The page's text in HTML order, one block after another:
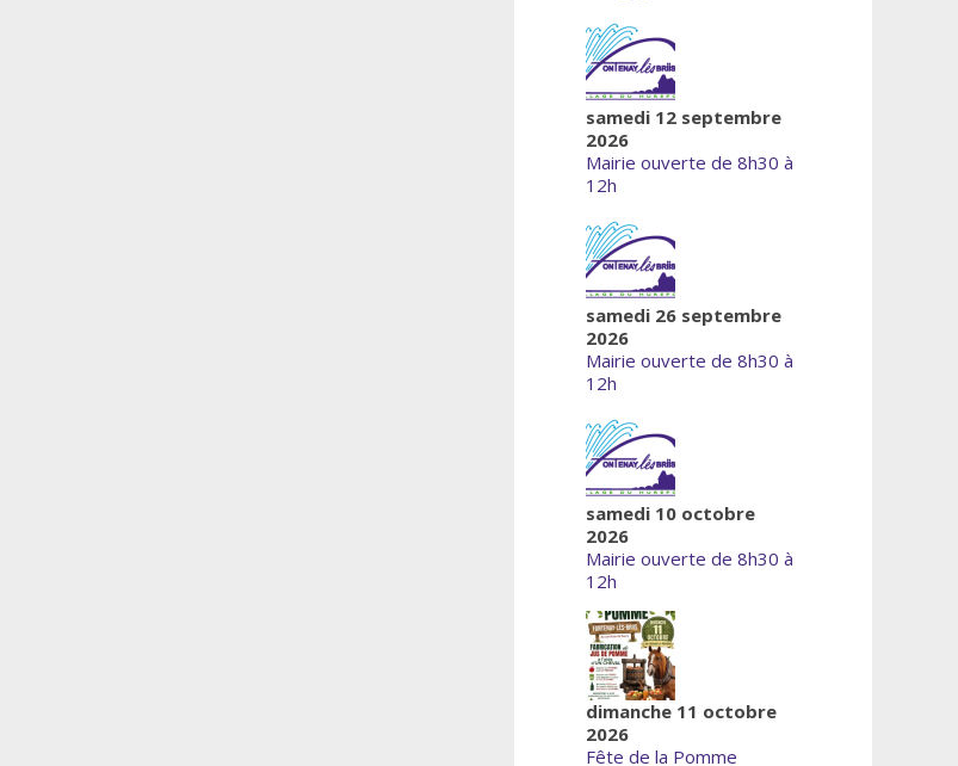
samedi 12 septembre
2026
Mairie ouverte de 8h30 à
12h
samedi 26 septembre
2026
Mairie ouverte de 8h30 à
12h
samedi 10 octobre
2026
Mairie ouverte de 8h30 à
12h
dimanche 11 octobre
2026
Fête de la Pomme